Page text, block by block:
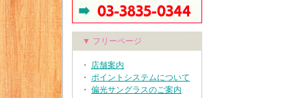
▼ フリーページ
・ 店舗案内
・ ポイントシステムについて
・ 偏光サングラスのご案内